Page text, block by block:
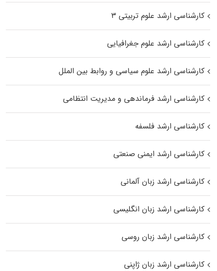
کارشناسی ارشد علوم تربیتی ۳
کارشناسی ارشد علوم جغرافیایی
کارشناسی ارشد علوم سیاسی و روابط بین الملل
کارشناسی ارشد فرماندهی و مدیریت انتظامی
کارشناسی ارشد فلسفه
کارشناسی ارشد ایمنی صنعتی
کارشناسی ارشد زبان آلمانی
کارشناسی ارشد زبان انگلیسی
کارشناسی ارشد زبان روسی
کارشناسی ارشد زبان ژاپنی